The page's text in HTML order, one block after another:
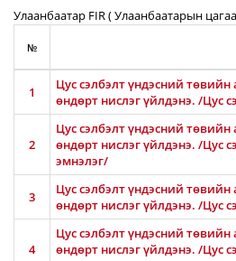
Улаанбаатар FIR ( Улаанбаатарын
№
1
Цус сэлбэлт үндэсний
өндөрт нислэг үйлдэнэ. /Цус
2
Цус сэлбэлт үндэсний
өндөрт нислэг үйлдэнэ. /Цус
эмнэлэг/
3
Цус сэлбэлт үндэсний
өндөрт нислэг үйлдэнэ. /Цус
4
Цус сэлбэлт үндэсний
өндөрт нислэг үйлдэнэ. /Цус